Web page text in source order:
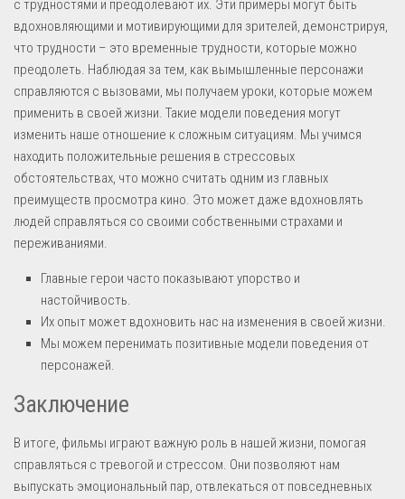
с трудностями и преодолевают их. Эти примеры могут быть
вдохновляющими и мотивирующими для зрителей, демонстрируя,
что трудности – это временные трудности, которые можно
преодолеть. Наблюдая за тем, как вымышленные персонажи
справляются с вызовами, мы получаем уроки, которые можем
применить в своей жизни. Такие модели поведения могут
изменить наше отношение к сложным ситуациям. Мы учимся
находить положительные решения в стрессовых
обстоятельствах, что можно считать одним из главных
преимуществ просмотра кино. Это может даже вдохновлять
людей справляться со своими собственными страхами и
переживаниями.
Главные герои часто показывают упорство и
настойчивость.
Их опыт может вдохновить нас на изменения в своей жизни.
Мы можем перенимать позитивные модели поведения от
персонажей.
Заключение
В итоге, фильмы играют важную роль в нашей жизни, помогая
справляться с тревогой и стрессом. Они позволяют нам
выпускать эмоциональный пар, отвлекаться от повседневных